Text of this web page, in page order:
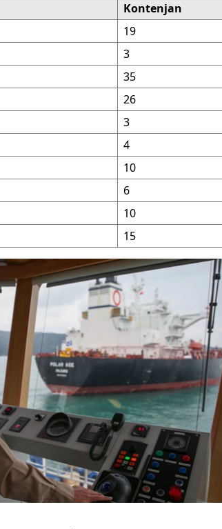
Kastamonu
Kayseri
Kocaeli
Konya
Manisa
Kahramanmaraş
Mardin
Muğla
Muş
Nevşehir
Niğde
Ordu
Rize
Sakarya
Kontenjan
19
3
35
26
3
4
10
6
10
15